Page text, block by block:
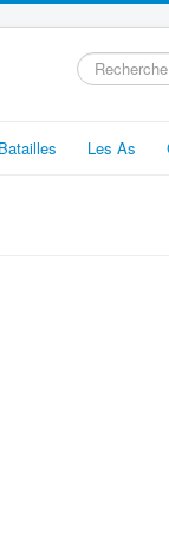
Rechercher
Batailles Les As